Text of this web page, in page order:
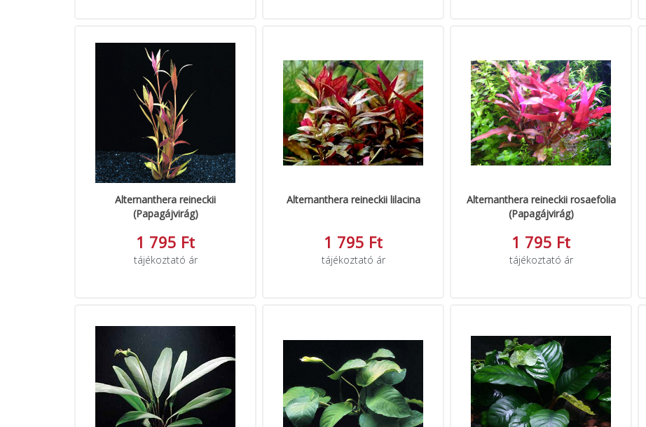
Alternanthera reineckii
(Papagájvirág)
1 795 Ft
tájékoztató ár
Alternanthera reineckii lilacina
1 795 Ft
tájékoztató ár
Alternanthera reineckii rosaefolia
(Papagájvirág)
1 795 Ft
tájékoztató ár